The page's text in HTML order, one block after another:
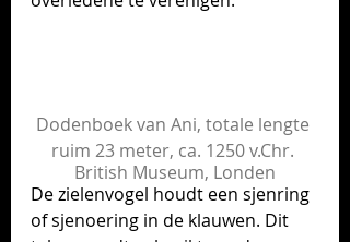
Dodenboek van Ani, totale lengte
ruim 23 meter, ca. 1250 v.Chr.
British Museum, Londen
De zielenvogel houdt een sjenring
of sjenoering in de klauwen. Dit